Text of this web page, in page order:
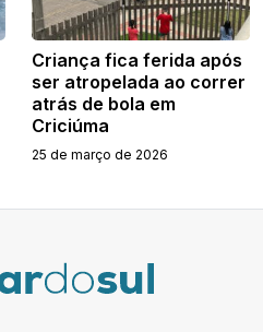
Criança fica ferida após
ser atropelada ao correr
atrás de bola em
Criciúma
25 de março de 2026